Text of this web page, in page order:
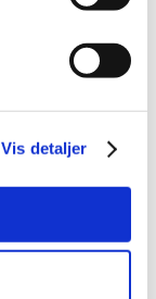
Vis detaljer